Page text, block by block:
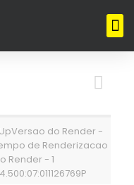
do Render -
de Renderizacao
Render - 1